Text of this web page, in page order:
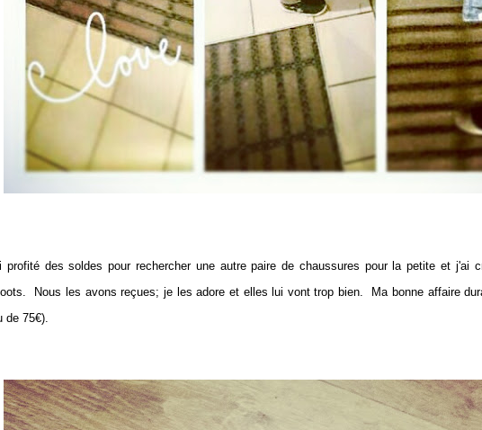
profité des soldes pour rechercher une autre paire de chaussures pour la petite et j'ai
Nous les avons reçues; je les adore et elles lui vont trop bien. Ma bonne affaire
de 75€).